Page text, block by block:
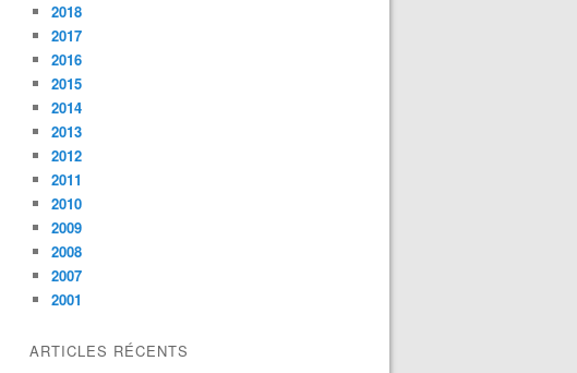
2018
2017
2016
2015
2014
2013
2012
2011
2010
2009
2008
2007
2001
ARTICLES RÉCENTS